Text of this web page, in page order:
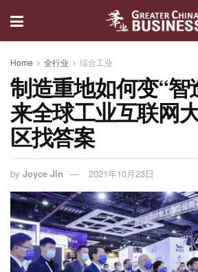
Home 全行业 综合工业
制造重地如何变“智
来全球工业互联网
区找答案
by Joyce Jin 2021年10月23日